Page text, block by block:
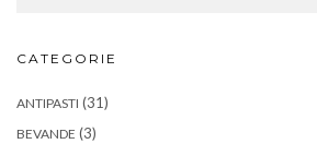
CATEGORIE
ANTIPASTI (31)
BEVANDE (3)